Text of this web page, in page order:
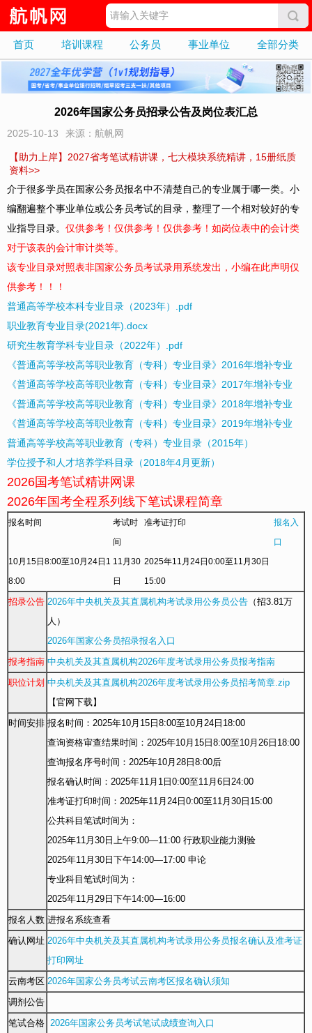
首页 培训课程 公务员 事业单位 全部分类
2026年国家公务员招录公告及岗位表汇总
2025-10-13 来源：航帆网
【助力上岸】2027省考笔试精讲课，七大模块系统精讲，15册纸质
资料>>
介于很多学员在国家公务员报名中不清楚自己的专业属于哪一类。小
编翻遍整个事业单位或公务员考试的目录，整理了一个相对较好的专
业指导目录。 仅供参考！仅供参考！仅供参考！如岗位表中的会计类
对于该表的会计审计类等。
该专业目录对照表非国家公务员考试录用系统发出，小编在此声明仅
供参考！！！
普通高等学校本科专业目录（2023年）.pdf
职业教育专业目录(2021年).docx
研究生教育学科专业目录（2022年）.pdf
《普通高等学校高等职业教育（专科）专业目录》2016年增补专业
《普通高等学校高等职业教育（专科）专业目录》2017年增补专业
《普通高等学校高等职业教育（专科）专业目录》2018年增补专业
《普通高等学校高等职业教育（专科）专业目录》2019年增补专业
普通高等学校高等职业教育（专科）专业目录（2015年）
学位授予和人才培养学科目录（2018年4月更新）
2026国考笔试精讲网课
2026年国考全程系列线下笔试课程简章
报名时间 考试时
间
准考证打印 报名入
口
10月15日8:00至10月24日1
8:00
11月30
日
2025年11月24日0:00至11月30日
15:00
招录公告 2026年中央机关及其直属机构考试录用公务员公告 （招3.81万
人）
2026年国家公务员招录报名入口
报考指南 中央机关及其直属机构2026年度考试录用公务员报考指南
职位计划 中央机关及其直属机构2026年度考试录用公务员招考简章.zip
【官网下载】
时间安排 报名时间：2025年10月15日8:00至10月24日18:00
查询资格审查结果时间：2025年10月15日8:00至10月26日18:00
查询报名序号时间：2025年10月28日8:00后
报名确认时间：2025年11月1日0:00至11月6日24:00
准考证打印时间：2025年11月24日0:00至11月30日15:00
公共科目笔试时间为：
2025年11月30日上午9:00—11:00 行政职业能力测验
2025年11月30日下午14:00—17:00 申论
专业科目笔试时间为：
2025年11月29日下午14:00—16:00
报名人数 进报名系统查看
确认网址 2026年中央机关及其直属机构考试录用公务员报名确认及准考证
打印网址
云南考区 2026年国家公务员考试云南考区报名确认须知
调剂公告
笔试合格 2026年国家公务员考试笔试成绩查询入口